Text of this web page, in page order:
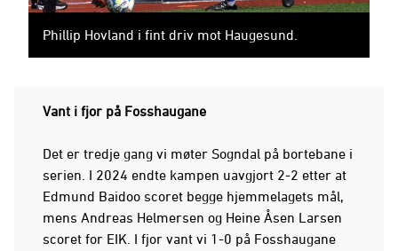
Phillip Hovland i fint driv mot Haugesund.
Vant i fjor på Fosshaugane
Det er tredje gang vi møter Sogndal på bortebane i
serien. I 2024 endte kampen uavgjort 2-2 etter at
Edmund Baidoo scoret begge hjemmelagets mål,
mens Andreas Helmersen og Heine Åsen Larsen
scoret for EIK. I fjor vant vi 1-0 på Fosshaugane